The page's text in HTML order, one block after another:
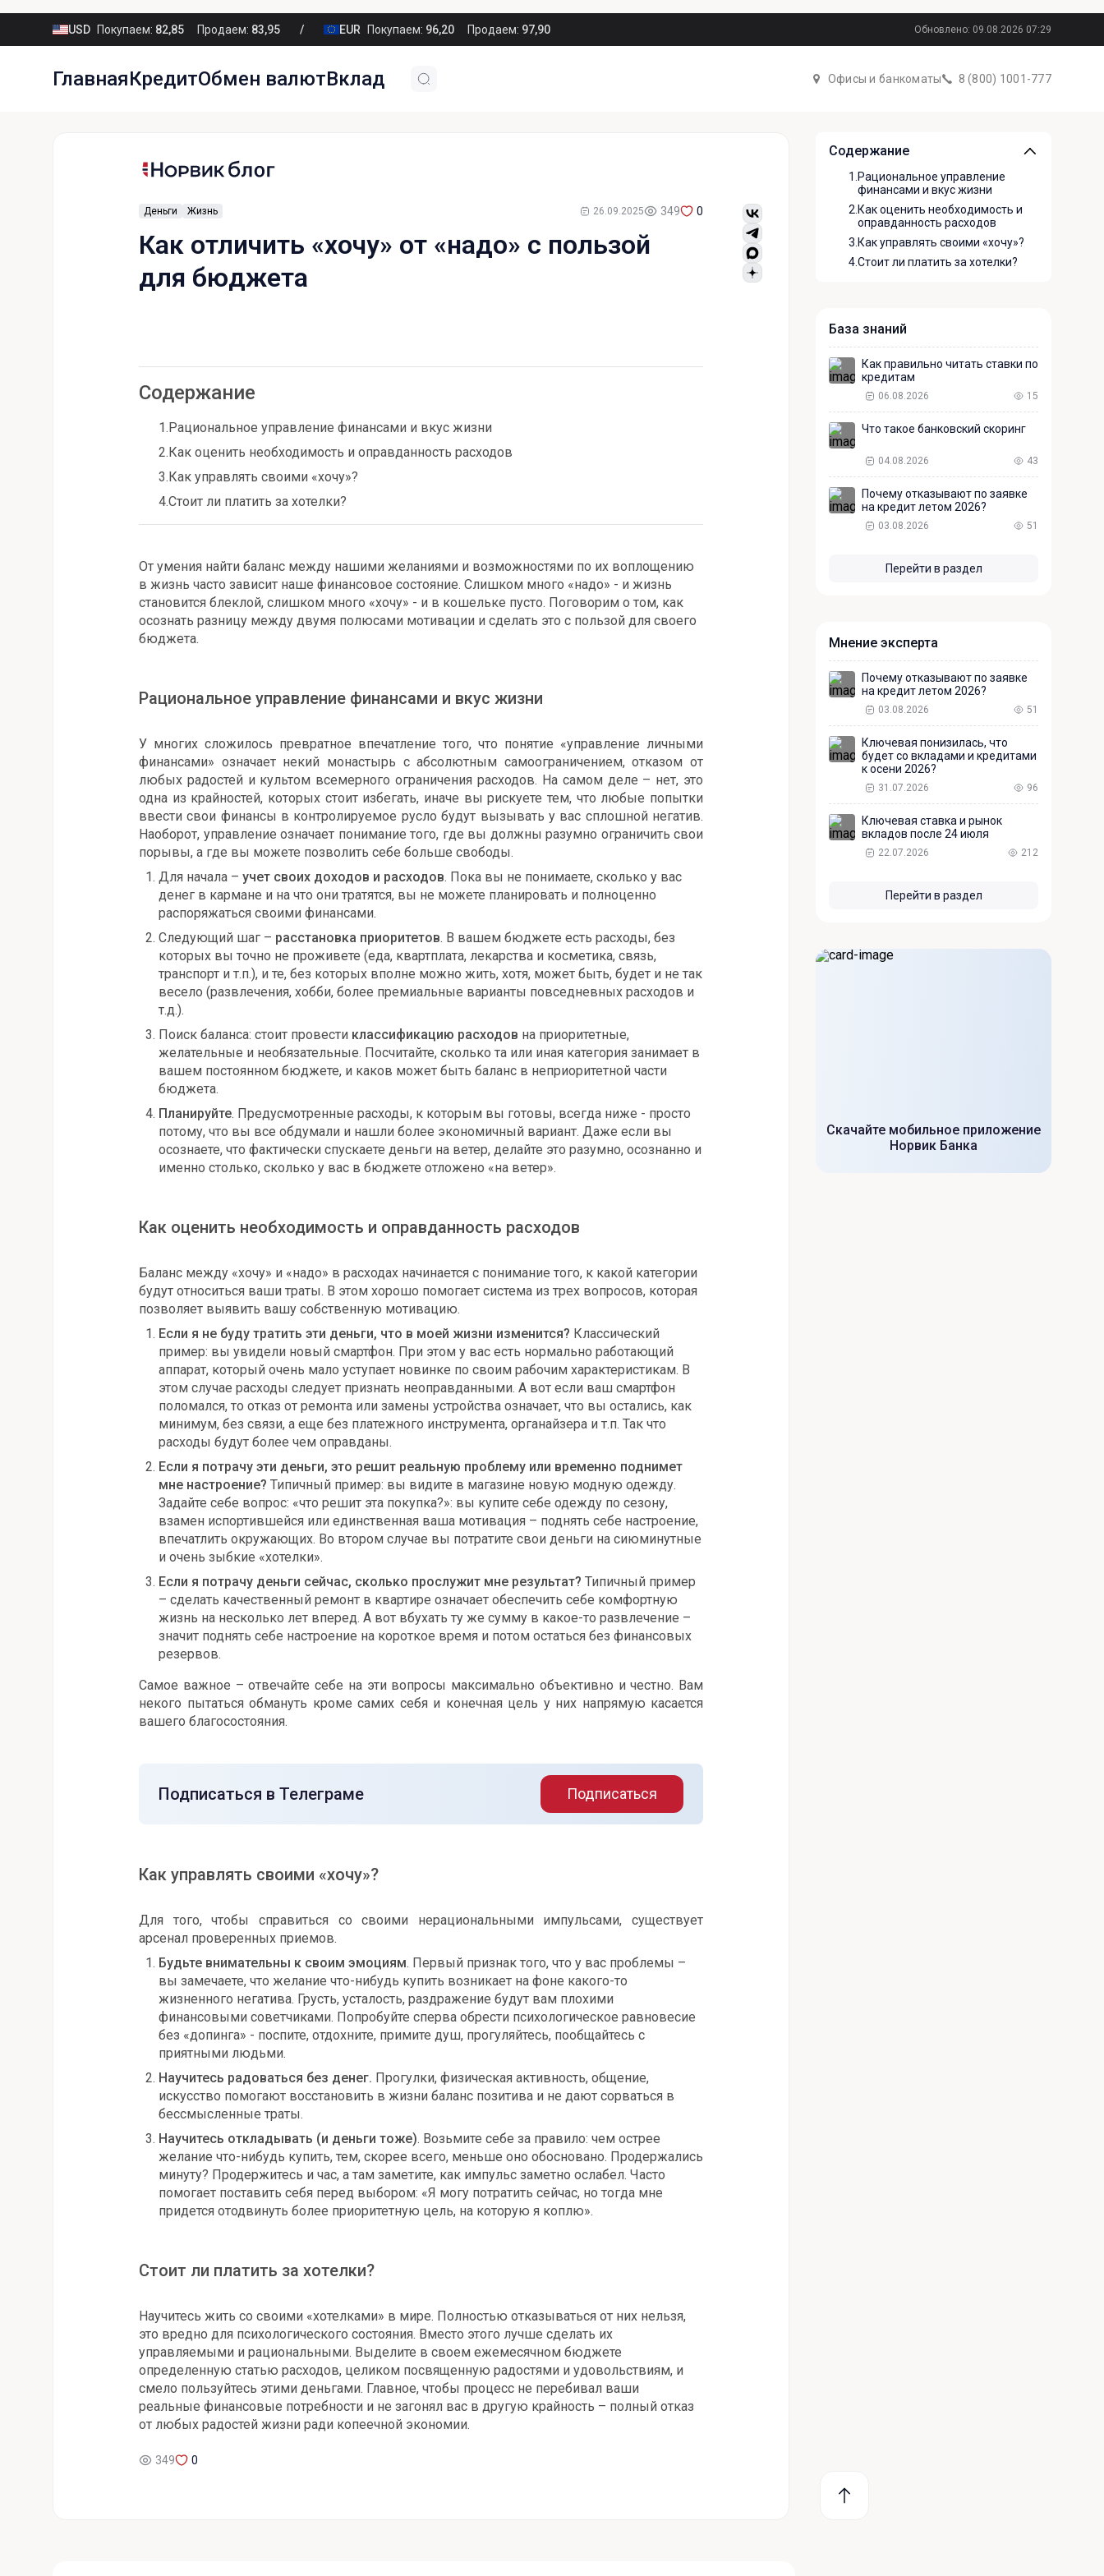
USD Покупаем: 82,85 Продаем: 83,95 EUR Покупаем: 96,20 Продаем: 97,90 Обновлено: 09.08.2026 07:29
ГлавнаяКредитОбмен валютВклад Офисы и банкоматы 8 (800) 1001-777
Деньги Жизнь 26.09.2025 349 0
Как отличить «хочу» от «надо» с пользой
для бюджета
Содержание
1.Рациональное управление финансами и вкус жизни
2.Как оценить необходимость и оправданность расходов
3.Как управлять своими «хочу»?
4.Стоит ли платить за хотелки?
От умения найти баланс между нашими желаниями и возможностями по их воплощению
в жизнь часто зависит наше финансовое состояние. Слишком много «надо» - и жизнь
становится блеклой, слишком много «хочу» - и в кошельке пусто. Поговорим о том, как
осознать разницу между двумя полюсами мотивации и сделать это с пользой для своего
бюджета.
Рациональное управление финансами и вкус жизни
У многих сложилось превратное впечатление того, что понятие «управление личными
финансами» означает некий монастырь с абсолютным самоограничением, отказом от
любых радостей и культом всемерного ограничения расходов. На самом деле – нет, это
одна из крайностей, которых стоит избегать, иначе вы рискуете тем, что любые попытки
ввести свои финансы в контролируемое русло будут вызывать у вас сплошной негатив.
Наоборот, управление означает понимание того, где вы должны разумно ограничить свои
порывы, а где вы можете позволить себе больше свободы.
Для начала – учет своих доходов и расходов. Пока вы не понимаете, сколько у вас
денег в кармане и на что они тратятся, вы не можете планировать и полноценно
распоряжаться своими финансами.
Следующий шаг – расстановка приоритетов. В вашем бюджете есть расходы, без
которых вы точно не проживете (еда, квартплата, лекарства и косметика, связь,
транспорт и т.п.), и те, без которых вполне можно жить, хотя, может быть, будет и не так
весело (развлечения, хобби, более премиальные варианты повседневных расходов и
т.д.).
Поиск баланса: стоит провести классификацию расходов на приоритетные,
желательные и необязательные. Посчитайте, сколько та или иная категория занимает в
вашем постоянном бюджете, и каков может быть баланс в неприоритетной части
бюджета.
Планируйте. Предусмотренные расходы, к которым вы готовы, всегда ниже - просто
потому, что вы все обдумали и нашли более экономичный вариант. Даже если вы
осознаете, что фактически спускаете деньги на ветер, делайте это разумно, осознанно и
именно столько, сколько у вас в бюджете отложено «на ветер».
Как оценить необходимость и оправданность расходов
Баланс между «хочу» и «надо» в расходах начинается с понимание того, к какой категории
будут относиться ваши траты. В этом хорошо помогает система из трех вопросов, которая
позволяет выявить вашу собственную мотивацию.
Если я не буду тратить эти деньги, что в моей жизни изменится? Классический
пример: вы увидели новый смартфон. При этом у вас есть нормально работающий
аппарат, который очень мало уступает новинке по своим рабочим характеристикам. В
этом случае расходы следует признать неоправданными. А вот если ваш смартфон
поломался, то отказ от ремонта или замены устройства означает, что вы остались, как
минимум, без связи, а еще без платежного инструмента, органайзера и т.п. Так что
расходы будут более чем оправданы.
Если я потрачу эти деньги, это решит реальную проблему или временно поднимет
мне настроение? Типичный пример: вы видите в магазине новую модную одежду.
Задайте себе вопрос: «что решит эта покупка?»: вы купите себе одежду по сезону,
взамен испортившейся или единственная ваша мотивация – поднять себе настроение,
впечатлить окружающих. Во втором случае вы потратите свои деньги на сиюминутные
и очень зыбкие «хотелки».
Если я потрачу деньги сейчас, сколько прослужит мне результат? Типичный пример
– сделать качественный ремонт в квартире означает обеспечить себе комфортную
жизнь на несколько лет вперед. А вот вбухать ту же сумму в какое-то развлечение –
значит поднять себе настроение на короткое время и потом остаться без финансовых
резервов.
Самое важное – отвечайте себе на эти вопросы максимально объективно и честно. Вам
некого пытаться обмануть кроме самих себя и конечная цель у них напрямую касается
вашего благосостояния.
Подписаться в Телеграме Подписаться
Как управлять своими «хочу»?
Для того, чтобы справиться со своими нерациональными импульсами, существует
арсенал проверенных приемов.
Будьте внимательны к своим эмоциям. Первый признак того, что у вас проблемы –
вы замечаете, что желание что-нибудь купить возникает на фоне какого-то
жизненного негатива. Грусть, усталость, раздражение будут вам плохими
финансовыми советчиками. Попробуйте сперва обрести психологическое равновесие
без «допинга» - поспите, отдохните, примите душ, прогуляйтесь, пообщайтесь с
приятными людьми.
Научитесь радоваться без денег. Прогулки, физическая активность, общение,
искусство помогают восстановить в жизни баланс позитива и не дают сорваться в
бессмысленные траты.
Научитесь откладывать (и деньги тоже). Возьмите себе за правило: чем острее
желание что-нибудь купить, тем, скорее всего, меньше оно обосновано. Продержались
минуту? Продержитесь и час, а там заметите, как импульс заметно ослабел. Часто
помогает поставить себя перед выбором: «Я могу потратить сейчас, но тогда мне
придется отодвинуть более приоритетную цель, на которую я коплю».
Стоит ли платить за хотелки?
Научитесь жить со своими «хотелками» в мире. Полностью отказываться от них нельзя,
это вредно для психологического состояния. Вместо этого лучше сделать их
управляемыми и рациональными. Выделите в своем ежемесячном бюджете
определенную статью расходов, целиком посвященную радостями и удовольствиям, и
смело пользуйтесь этими деньгами. Главное, чтобы процесс не перебивал ваши
реальные финансовые потребности и не загонял вас в другую крайность – полный отказ
от любых радостей жизни ради копеечной экономии.
349 0
Содержание
1. Рациональное управление
финансами и вкус жизни
2. Как оценить необходимость и
оправданность расходов
3. Как управлять своими «хочу»?
4.Стоит ли платить за хотелки?
База знаний
Как правильно читать ставки по
кредитам
06.08.2026 15
Что такое банковский скоринг
04.08.2026 43
Почему отказывают по заявке
на кредит летом 2026?
03.08.2026 51
Перейти в раздел
Мнение эксперта
Почему отказывают по заявке
на кредит летом 2026?
03.08.2026 51
Ключевая понизилась, что
будет со вкладами и кредитами
к осени 2026?
31.07.2026 96
Ключевая ставка и рынок
вкладов после 24 июля
22.07.2026 212
Перейти в раздел
Скачайте мобильное приложение
Норвик Банка